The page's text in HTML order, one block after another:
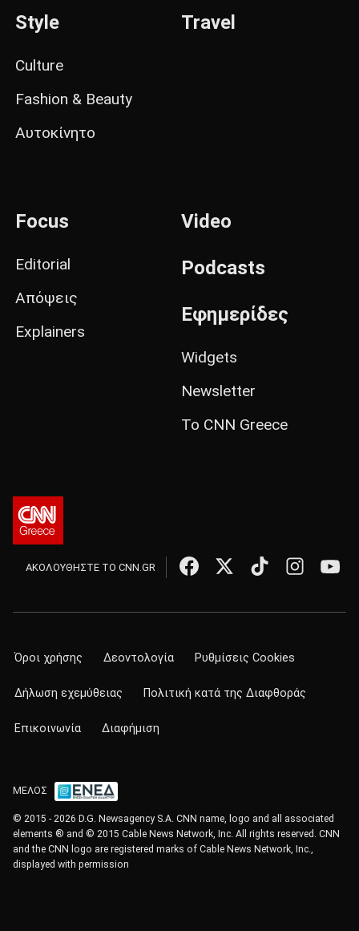
Style
Culture
Fashion & Beauty
Αυτοκίνητο
Travel
Focus
Editorial
Απόψεις
Explainers
Video
Podcasts
Εφημερίδες
Widgets
Newsletter
Το CNN Greece
ΑΚΟΛΟΥΘΗΣΤΕ ΤΟ CNN.GR
Όροι χρήσης Δεοντολογία Ρυθμίσεις Cookies
Δήλωση εχεμύθειας Πολιτική κατά της Διαφθοράς
Επικοινωνία Διαφήμιση
ΜΕΛΟΣ
© 2015 - 2026 D.G. Newsagency S.A. CNN name, logo and all associated
elements ® and © 2015 Cable News Network, Inc. All rights reserved. CNN
and the CNN logo are registered marks of Cable News Network, Inc.,
displayed with permission